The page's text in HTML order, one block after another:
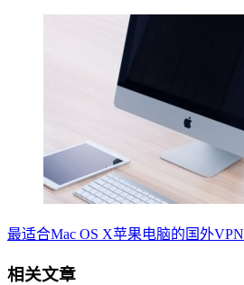
最适合Mac OS X苹果电脑的国外VPN
相关文章